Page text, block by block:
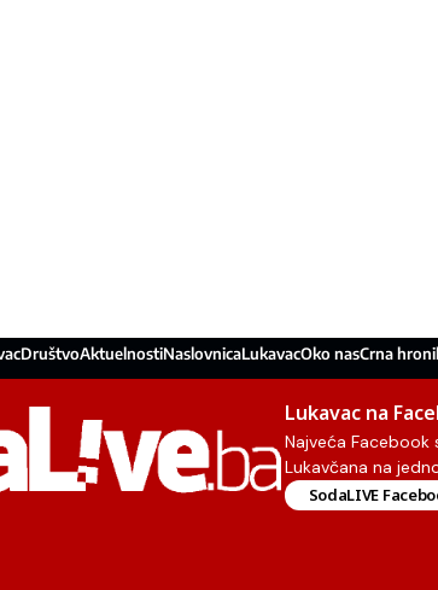
DruštvoAktuelnostiNaslovnicaLukavacOko nasCrna
Lukavac na
Najveća Facebook
Lukavčana na
SodaLIVE